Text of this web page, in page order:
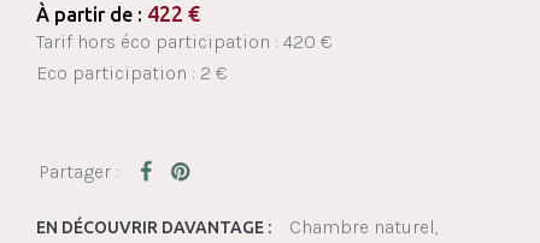
À partir de : 422 €
Tarif hors éco participation : 420 €
Eco participation : 2 €
EN DÉCOUVRIR DAVANTAGE :
Chambre naturel